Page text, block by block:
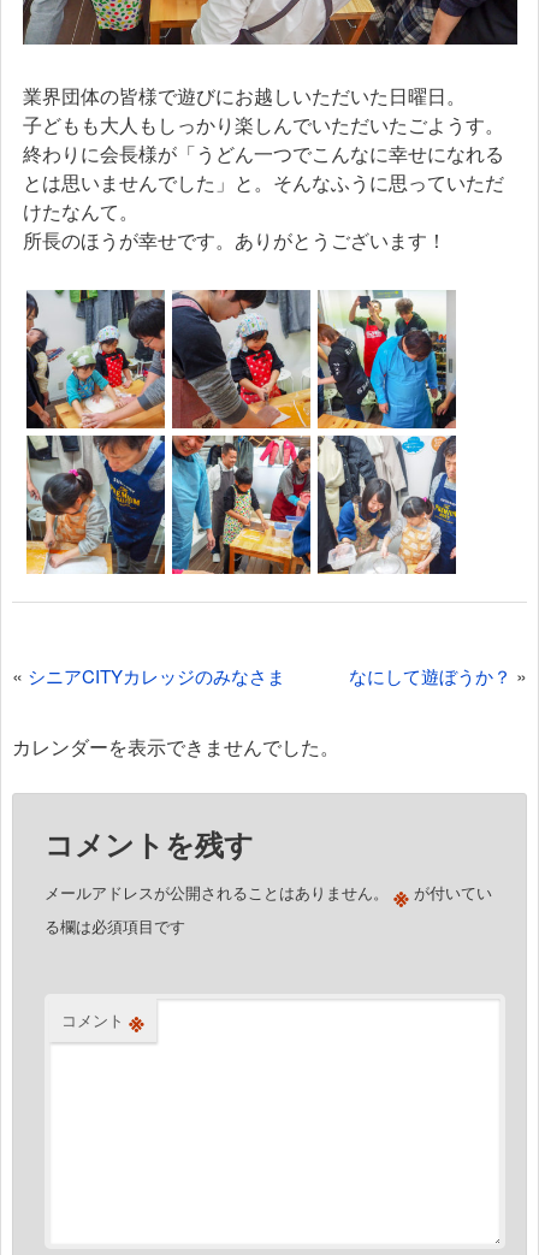
業界団体の皆様で遊びにお越しいただいた日曜日。
子どもも大人もしっかり楽しんでいただいたごようす。
終わりに会長様が「うどん一つでこんなに幸せになれる
とは思いませんでした」と。そんなふうに思っていただ
けたなんて。
所長のほうが幸せです。ありがとうございます！
投
ナ
なにして遊ぼうか？ »
« シニアCITYカレッジのみなさま
カレンダーを表示できませんでした。
コメントを残す
メールアドレスが公開されることはありません。 ※が付いてい
る欄は必須項目です
コメント ※